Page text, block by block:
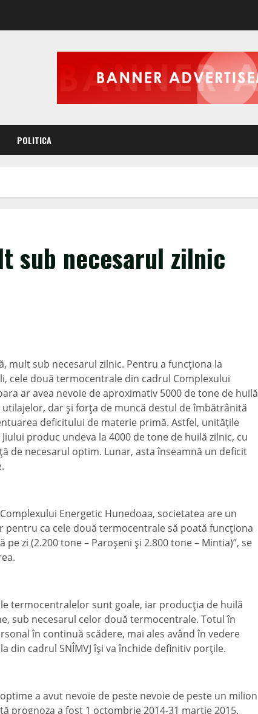
POLITICA
sub necesarul zilnic
mult sub necesarul zilnic. Pentru a funcţiona la
cele două termocentrale din cadrul Complexului
ar avea nevoie de aproximativ 5000 de tone de huilă
utilajelor, dar şi forţa de muncă destul de îmbătrânită
deficitului de materie primă. Astfel, unităţile
produc undeva la 4000 de tone de huilă zilnic, cu
de necesarul optim. Lunar, asta înseamnă un deficit
Energetic Hunedoaa, societatea are un
pentru ca cele două termocentrale să poată funcţiona
zi (2.200 tone – Paroşeni şi 2.800 tone – Mintia)”, se
termocentralelor sunt goale, iar producţia de huilă
sub necesarul celor două termocentrale. Totul în
în continuă scădere, mai ales având în vedere
din cadrul SNÎMVJ îşi va închide definitiv porţile.
a avut nevoie de peste nevoie de peste un milion
prognoza a fost 1 octombrie 2014-31 martie 2015.